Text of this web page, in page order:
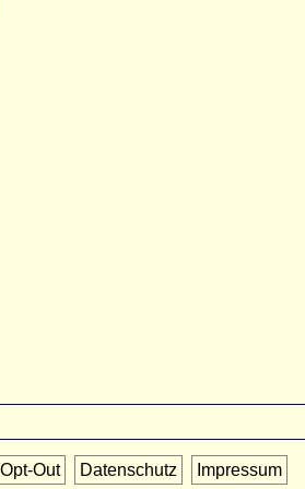
Opt-Out Datenschutz Impressum